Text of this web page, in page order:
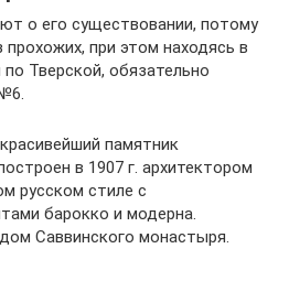
о его существовании, потому
при этом находясь в
Тверской, обязательно
памятник
в 1907 г. архитектором
русском стиле с
барокко и модерна.
Саввинского монастыря.